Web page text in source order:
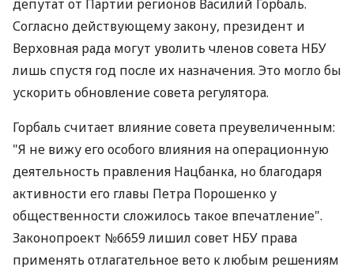
депутат от Партии регионов Василий Горбаль.
Согласно действующему закону, президент и
Верховная рада могут уволить членов совета НБУ
лишь спустя год после их назначения. Это могло бы
ускорить обновление совета регулятора.
Горбаль считает влияние совета преувеличенным:
"Я не вижу его особого влияния на операционную
деятельность правления Нацбанка, но благодаря
активности его главы Петра Порошенко у
общественности сложилось такое впечатление".
Законопроект №6659 лишил совет НБУ права
применять отлагательное вето к любым решениям